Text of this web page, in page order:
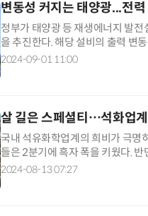
변동성 커지는 태양광...전
정부가 태양광 등 재생에너지 발
을 추진한다. 해당 설비의 출력 변
이다. 1일 산업통상자원부는 이런
2024-09-01 11:00
살 길은 스페셜티…석화업
국내 석유화학업계의 희비가 극명
들은 2분기에 흑자 폭을 키웠다.
석유화학업계는 빠른 포트폴리오
2024-08-13 07:27